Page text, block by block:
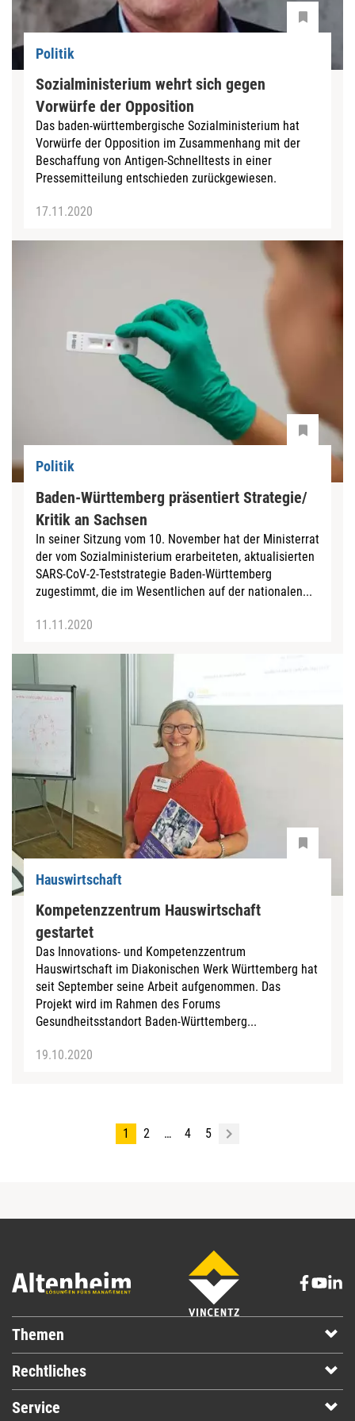
Politik
Sozialministerium wehrt sich gegen
Vorwürfe der Opposition
Das baden-württembergische Sozialministerium hat
Vorwürfe der Opposition im Zusammenhang mit der
Beschaffung von Antigen-Schnelltests in einer
Pressemitteilung entschieden zurückgewiesen.
17.11.2020
Politik
Baden-Württemberg präsentiert Strategie/
Kritik an Sachsen
In seiner Sitzung vom 10. November hat der Ministerrat
der vom Sozialministerium erarbeiteten, aktualisierten
SARS-CoV-2-Teststrategie Baden-Württemberg
zugestimmt, die im Wesentlichen auf der nationalen...
11.11.2020
Hauswirtschaft
Kompetenzzentrum Hauswirtschaft
gestartet
Das Innovations- und Kompetenzzentrum
Hauswirtschaft im Diakonischen Werk Württemberg hat
seit September seine Arbeit aufgenommen. Das
Projekt wird im Rahmen des Forums
Gesundheitsstandort Baden-Württemberg...
19.10.2020
1 2 … 4 5
Themen
Rechtliches
Service